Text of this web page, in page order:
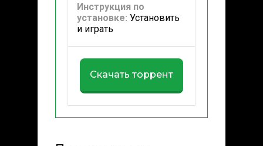
Инструкция по
установке: Установить
и играть
Скачать торрент